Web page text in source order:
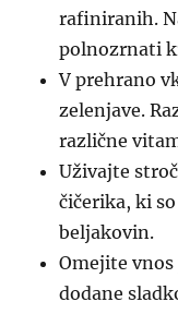
rafiniranih.
polnozrnati
V prehrano
zelenjave.
različne
Uživajte
čičerika, ki
beljakovin.
Omejite
dodane